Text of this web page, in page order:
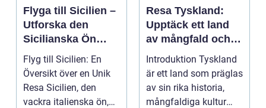
Flyga till Sicilien –
Utforska den
Sicilianska Ön
med Lätt
Flyg till Sicilien: En
Översikt över en Unik
Resa Sicilien, den
vackra italienska ön,
Resa Tyskland:
Upptäck ett land
av mångfald och
historia
Introduktion Tyskland
är ett land som präglas
av sin rika historia,
mångfaldiga kultur